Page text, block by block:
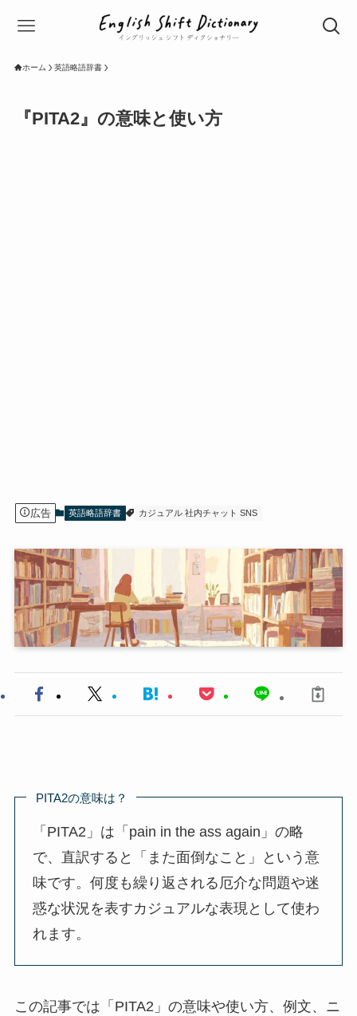
ホーム 英語略語辞書
『PITA2』の意味と使い方
広告 英語略語辞書 カジュアル 社内チャット SNS
PITA2の意味は？
「PITA2」は「pain in the ass again」の略
で、直訳すると「また面倒なこと」という意
味です。何度も繰り返される厄介な問題や迷
惑な状況を表すカジュアルな表現として使わ
れます。
この記事では「PITA2」の意味や使い方、例文、ニ